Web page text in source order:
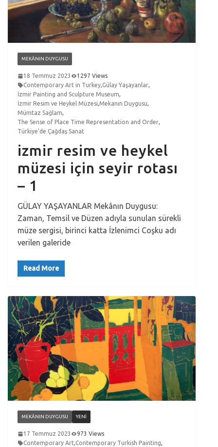
MEKÂNIN DUYGUSU
18 Temmuz 2023
1297 Views
Contemporary Art in Turkey,Gülay Yaşayanlar,
İzmir Painting and Sculpture Museum,
İzmir Resim ve Heykel Müzesi,Mekanın Duygusu,
Mümtaz Sağlam,
The Sense of Place Time Representation and Order,
Türkiye’de Çağdaş Sanat
izmir resim ve heykel
müzesi için seyir rotası
– 1
GÜLAY YAŞAYANLAR Mekânın Duygusu:
Zaman, Temsil ve Düzen adıyla sunulan sürekli
müze sergisi, birinci katta İzlenimci Coşku adı
verilen galeride
Read More
MEKÂNIN DUYGUSU YENI
17 Temmuz 2023
973 Views
Contemporary Art,Contemporary Turkish Painting,